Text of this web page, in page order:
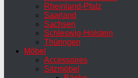
Rheinland-Pfalz
Saarland
Sachsen
Schleswig-Holstein
Thüringen
Möbel
Accessoires
Sitzmöbel